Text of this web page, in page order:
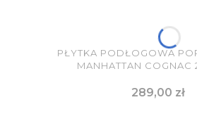
PŁYTKA PODŁOGOWA
MANHATTAN COGNAC
Cena
289,00 zł